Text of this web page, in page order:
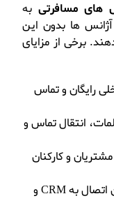
به
ها بدون این
برخی از مزایای
رایگان و تماس‌
انتقال تماس و
مشتریان و کارکنان
امکان اتصال به CRM و